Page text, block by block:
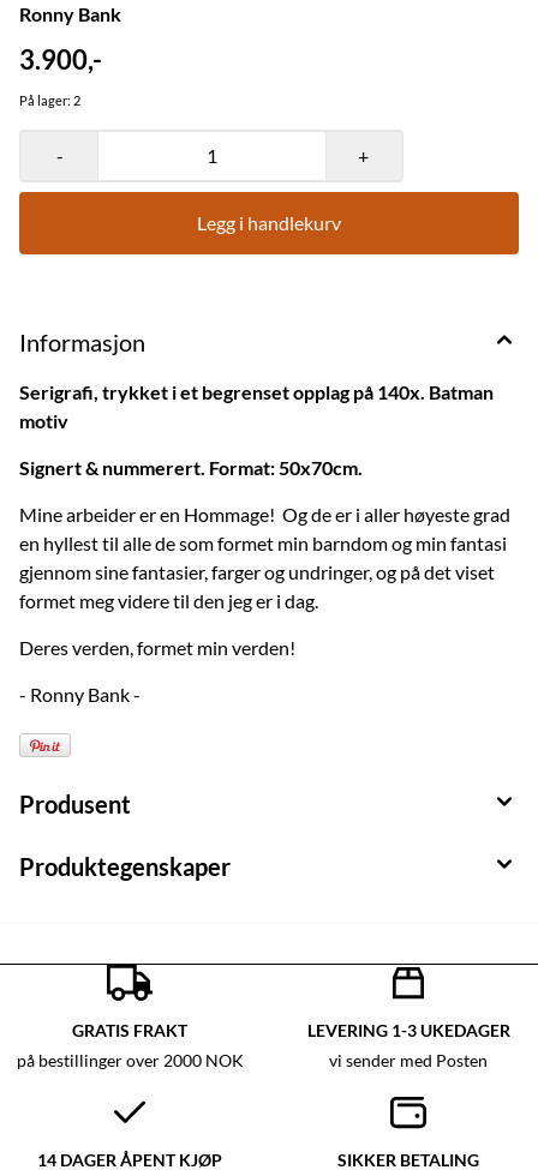
Ronny Bank
3.900,-
På lager: 2
- +
Legg i handlekurv
Informasjon
Serigrafi, trykket i et begrenset opplag på 140x. Batman
motiv
Signert & nummerert. Format: 50x70cm.
Mine arbeider er en Hommage! Og de er i aller høyeste grad
en hyllest til alle de som formet min barndom og min fantasi
gjennom sine fantasier, farger og undringer, og på det viset
formet meg videre til den jeg er i dag.
Deres verden, formet min verden!
- Ronny Bank -
Produsent
Produktegenskaper
GRATIS FRAKT
på bestillinger over 2000 NOK
LEVERING 1-3 UKEDAGER
vi sender med Posten
14 DAGER ÅPENT KJØP SIKKER BETALING